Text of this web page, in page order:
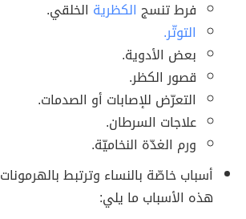
فرط تنسج الكظرية الخلقي.
التوتّر.
بعض الأدوية.
قصور الكظر.
التعرّض للإصابات أو الصدمات.
علاجات السرطان.
ورم الغدّة النخاميّة.
أسباب خاصّة بالنساء وترتبط
هذه الأسباب ما يلي: